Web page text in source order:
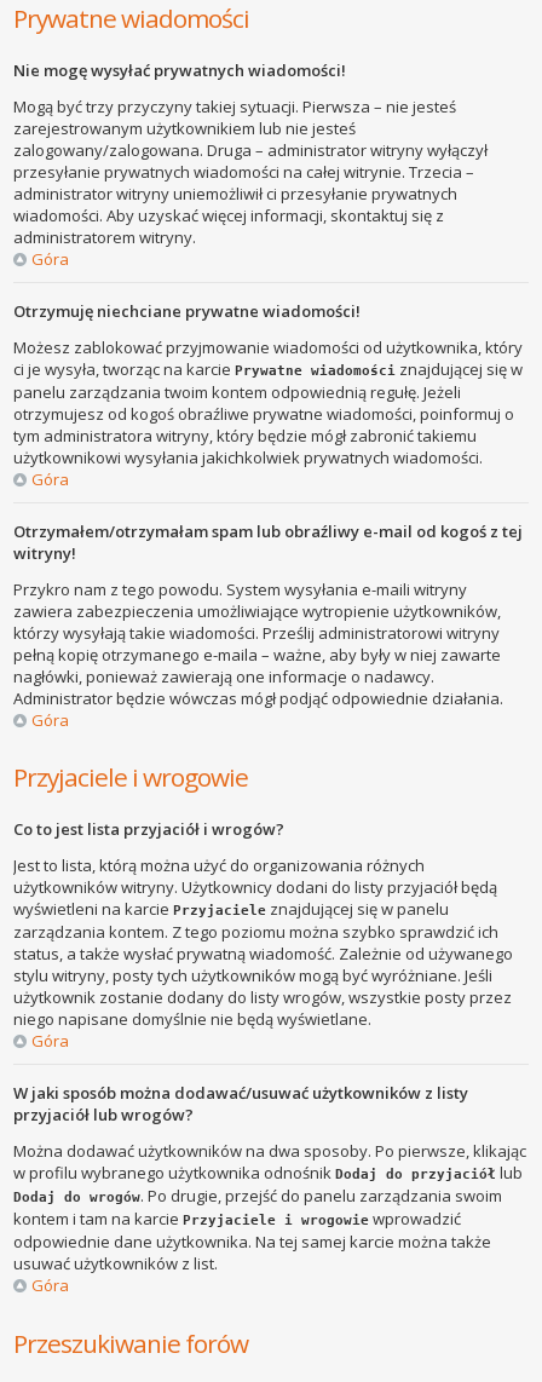
Prywatne wiadomości
Nie mogę wysyłać prywatnych wiadomości!
Mogą być trzy przyczyny takiej sytuacji. Pierwsza – nie jesteś
zarejestrowanym użytkownikiem lub nie jesteś
zalogowany/zalogowana. Druga – administrator witryny wyłączył
przesyłanie prywatnych wiadomości na całej witrynie. Trzecia –
administrator witryny uniemożliwił ci przesyłanie prywatnych
wiadomości. Aby uzyskać więcej informacji, skontaktuj się z
administratorem witryny.
Góra
Otrzymuję niechciane prywatne wiadomości!
Możesz zablokować przyjmowanie wiadomości od użytkownika, który
ci je wysyła, tworząc na karciePrywatne wiadomości znajdującej się w
panelu zarządzania twoim kontem odpowiednią regułę. Jeżeli
otrzymujesz od kogoś obraźliwe prywatne wiadomości, poinformuj o
tym administratora witryny, który będzie mógł zabronić takiemu
użytkownikowi wysyłania jakichkolwiek prywatnych wiadomości.
Góra
Otrzymałem/otrzymałam spam lub obraźliwy e-mail od kogoś z tej
witryny!
Przykro nam z tego powodu. System wysyłania e-maili witryny
zawiera zabezpieczenia umożliwiające wytropienie użytkowników,
którzy wysyłają takie wiadomości. Prześlij administratorowi witryny
pełną kopię otrzymanego e-maila – ważne, aby były w niej zawarte
nagłówki, ponieważ zawierają one informacje o nadawcy.
Administrator będzie wówczas mógł podjąć odpowiednie działania.
Góra
Przyjaciele i wrogowie
Co to jest lista przyjaciół i wrogów?
Jest to lista, którą można użyć do organizowania różnych
użytkowników witryny. Użytkownicy dodani do listy przyjaciół będą
wyświetleni na karciePrzyjaciele znajdującej się w panelu
zarządzania kontem. Z tego poziomu można szybko sprawdzić ich
status, a także wysłać prywatną wiadomość. Zależnie od używanego
stylu witryny, posty tych użytkowników mogą być wyróżniane. Jeśli
użytkownik zostanie dodany do listy wrogów, wszystkie posty przez
niego napisane domyślnie nie będą wyświetlane.
Góra
W jaki sposób można dodawać/usuwać użytkowników z listy
przyjaciół lub wrogów?
Można dodawać użytkowników na dwa sposoby. Po pierwsze, klikając
w profilu wybranego użytkownika odnośnikDodaj do przyjaciół lub
Dodaj do wrogów. Po drugie, przejść do panelu zarządzania swoim
kontem i tam na karciePrzyjaciele i wrogowie wprowadzić
odpowiednie dane użytkownika. Na tej samej karcie można także
usuwać użytkowników z list.
Góra
Przeszukiwanie forów